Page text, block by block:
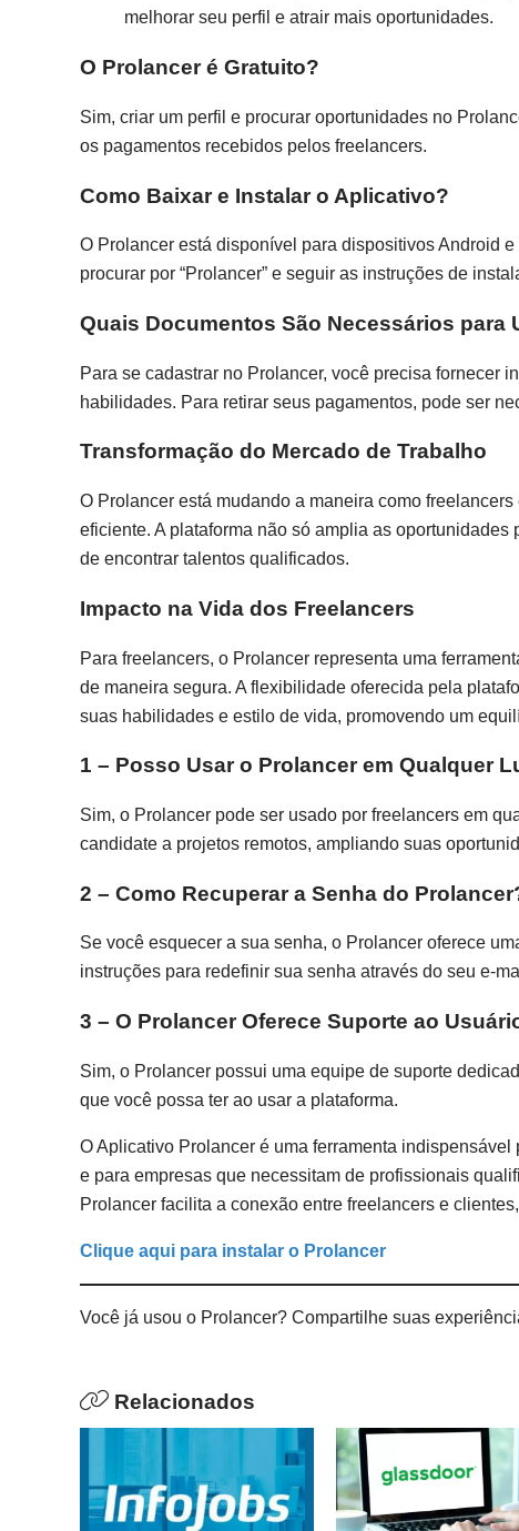
melhorar seu perfil e atrair mais oportunidades.
O Prolancer é Gratuito?
Sim, criar um perfil e procurar oportunidades no
os pagamentos recebidos pelos freelancers.
Como Baixar e Instalar o Aplicativo?
O Prolancer está disponível para dispositivos Android
procurar por “Prolancer” e seguir as instruções de
Quais Documentos São Necessários para
Para se cadastrar no Prolancer, você precisa fornecer
habilidades. Para retirar seus pagamentos, pode ser
Transformação do Mercado de Trabalho
O Prolancer está mudando a maneira como
eficiente. A plataforma não só amplia as
de encontrar talentos qualificados.
Impacto na Vida dos Freelancers
Para freelancers, o Prolancer representa uma
de maneira segura. A flexibilidade oferecida pela
suas habilidades e estilo de vida, promovendo um
1 – Posso Usar o Prolancer em Qualquer
Sim, o Prolancer pode ser usado por freelancers em
candidate a projetos remotos, ampliando suas
2 – Como Recuperar a Senha do
Se você esquecer a sua senha, o Prolancer oferece
instruções para redefinir sua senha através do seu e-
3 – O Prolancer Oferece Suporte ao
Sim, o Prolancer possui uma equipe de suporte
que você possa ter ao usar a plataforma.
O Aplicativo Prolancer é uma ferramenta
e para empresas que necessitam de profissionais
Prolancer facilita a conexão entre freelancers e
Clique aqui para instalar o Prolancer
Você já usou o Prolancer? Compartilhe suas
Relacionados